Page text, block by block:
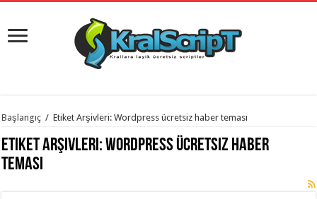
istanbul
evden
eve
taşımacılık
gaziantep
Başlangıç / Etiket Arşivleri: Wordpress ücretsiz haber teması
Etiket Arşivleri:Wordpress ücretsiz haber
teması